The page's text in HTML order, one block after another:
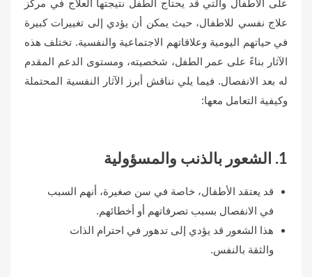
على الأطفال والتي قد يحتاج الطفل نتيجتها العلاج في مركز
علاج نفسي للاطفال، حيث يمكن أن يؤدي إلى تغييرات كبيرة
في حياتهم اليومية وعلاقاتهم الاجتماعية والنفسية. تختلف هذه
الآثار بناءً على عمر الطفل، شخصيته، ومستوى الدعم المقدم
له بعد الانفصال. فيما يلي نناقش أبرز الآثار النفسية المحتملة
وكيفية التعامل معها:
1. الشعور بالذنب والمسؤولية
قد يعتقد الأطفال، خاصة في سن صغيرة، أنهم السبب
في الانفصال بسبب تصرفاتهم أو أخطائهم.
هذا الشعور قد يؤدي إلى تدهور في احترام الذات
والثقة بالنفس.